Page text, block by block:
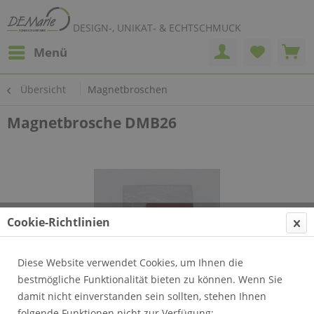
DESIGN-, UNIKAT- & ECHTSCHMUCK
Menü
Übersicht Magnetbroschen
Magnetbrosche DMB26
Cookie-Richtlinien
Diese Website verwendet Cookies, um Ihnen die
bestmögliche Funktionalität bieten zu können. Wenn Sie
damit nicht einverstanden sein sollten, stehen Ihnen